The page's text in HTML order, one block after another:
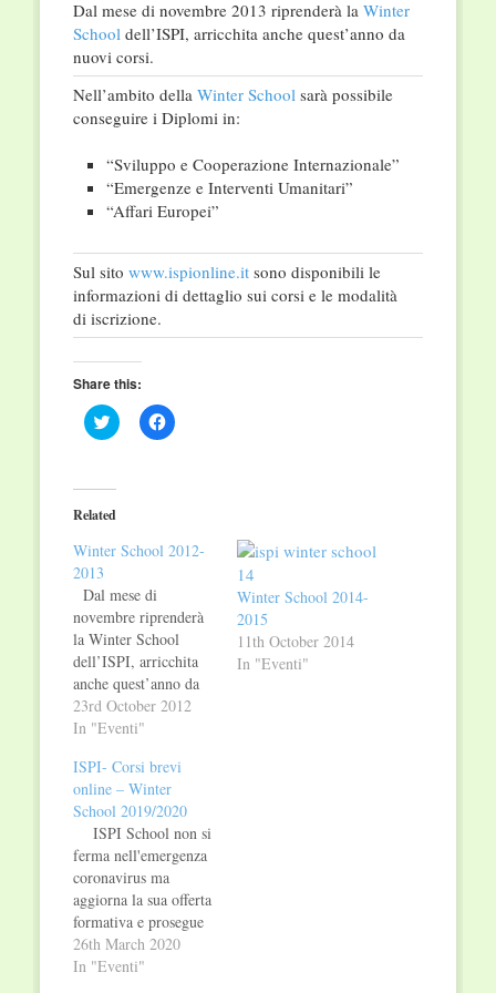
Dal mese di novembre 2013 riprenderà la Winter
Schooldell’ISPI, arricchita anche quest’anno da
nuovi corsi.
Nell’ambito della Winter Schoolsarà possibile
conseguire i Diplomi in:
“Sviluppo e Cooperazione Internazionale”
“Emergenze e Interventi Umanitari”
“Affari Europei”
Sul sito www.ispionline.itsono disponibili le
informazioni di dettaglio sui corsi e le modalità
di iscrizione.
Share this:
Click
to
(Opens
in
new
Click
to
Related
Winter School 2012-
2013
Dal mese di
novembre riprenderà
la Winter School
dell’ISPI, arricchita
anche quest’anno da
nuovi corsi.
Nell’ambito della
inoltre possibile
conseguire i Diplomi
in “Sviluppo e
Cooperazione
Internazionale”,
“Emergenze e
Interventi Umanitari”,
“Affari Europei”. Sul
sito www.ispionline.it
sono disponibili le
23rd October 2012
In "Eventi"
Winter School 2014-
2015
11th October 2014
In "Eventi"
ISPI- Corsi brevi
online – Winter
School 2019/2020
ISPI School non si
ferma nell'emergenza
coronavirus ma
aggiorna la sua offerta
formativa e prosegue
con i corsi
brevi della Winter
26th March 2020
In "Eventi"